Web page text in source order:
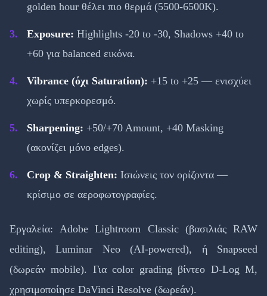
golden hour θέλει πιο θερμά (5500-6500K).
Exposure: Highlights -20 to -30, Shadows +40 to
+60 για balanced εικόνα.
Vibrance (όχι Saturation): +15 to +25 — ενισχύει
χωρίς υπερκορεσμό.
Sharpening: +50/+70 Amount, +40 Masking
(ακονίζει μόνο edges).
Crop & Straighten: Ισιώνεις τον ορίζοντα —
κρίσιμο σε αεροφωτογραφίες.
Εργαλεία: Adobe Lightroom Classic (βασιλιάς RAW
editing), Luminar Neo (AI-powered), ή Snapseed
(δωρεάν mobile). Για color grading βίντεο D-Log M,
χρησιμοποίησε DaVinci Resolve (δωρεάν).